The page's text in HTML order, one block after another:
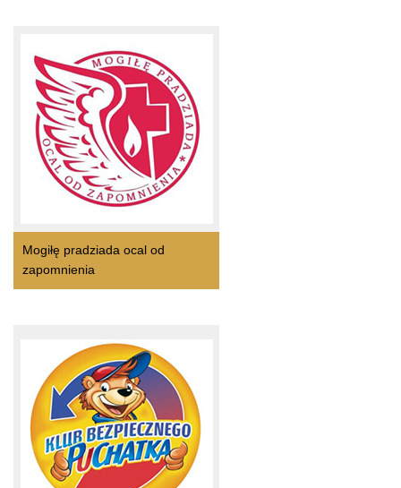
Mogiłę pradziada ocal od
zapomnienia